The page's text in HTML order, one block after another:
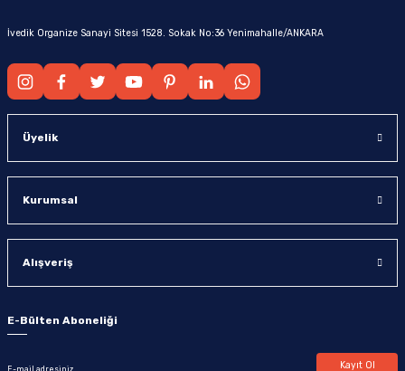
İvedik Organize Sanayi Sitesi 1528. Sokak No:36 Yenimahalle/ANKARA
Üyelik
Kurumsal
Alışveriş
E-Bülten Aboneliği
Kayıt Ol